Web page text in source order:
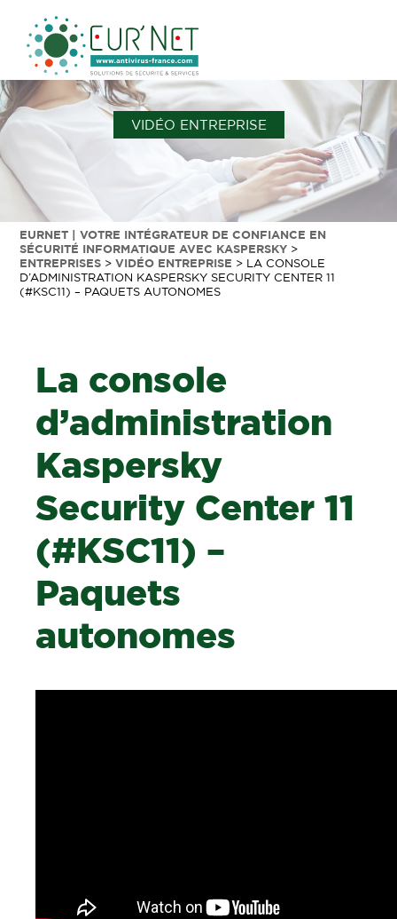
VIDÉO ENTREPRISE
EURNET | VOTRE INTÉGRATEUR DE CONFIANCE EN
SÉCURITÉ INFORMATIQUE AVEC KASPERSKY >
ENTREPRISES >VIDÉO ENTREPRISE > LA CONSOLE
D’ADMINISTRATION KASPERSKY SECURITY CENTER 11
(#KSC11) – PAQUETS AUTONOMES
La console
d’administration
Kaspersky
Security Center 11
(#KSC11) –
Paquets
autonomes